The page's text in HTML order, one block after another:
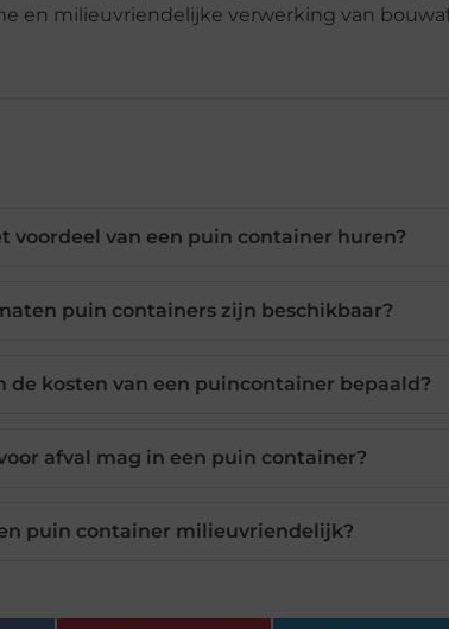
en milieuvriendelijke verwerking van
voordeel van een puin container huren?
puin containers zijn beschikbaar?
de kosten van een puincontainer bepaald?
afval mag in een puin container?
puin container milieuvriendelijk?